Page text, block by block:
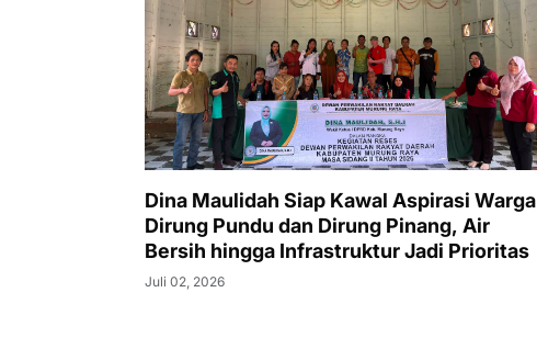
Dina Maulidah Siap Kawal Aspirasi Warga
Dirung Pundu dan Dirung Pinang, Air
Bersih hingga Infrastruktur Jadi Prioritas
Juli 02, 2026